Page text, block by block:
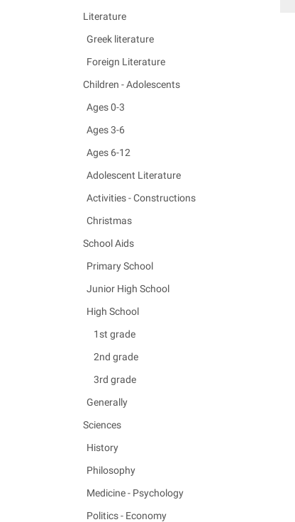
Literature
Greek literature
Foreign Literature
Children - Adolescents
Ages 0-3
Ages 3-6
Ages 6-12
Adolescent Literature
Activities - Constructions
Christmas
School Aids
Primary School
Junior High School
High School
1st grade
2nd grade
3rd grade
Generally
Sciences
History
Philosophy
Medicine - Psychology
Politics - Economy